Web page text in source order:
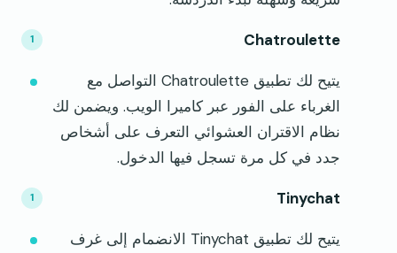
Chatroulette
يتيح لك تطبيق Chatroulette التواصل مع
الغرباء على الفور عبر كاميرا الويب. ويضمن لك
نظام الاقتران العشوائي التعرف على أشخاص
جدد في كل مرة تسجل فيها الدخول.
Tinychat
يتيح لك تطبيق Tinychat الانضمام إلى غرف